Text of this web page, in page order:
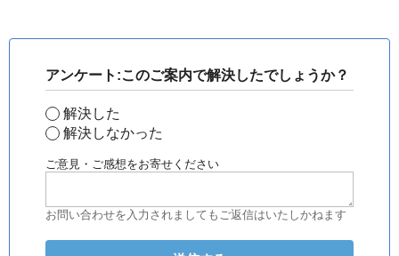
アンケート:このご案内で解決したでしょうか？
解決した
解決しなかった
ご意見・ご感想をお寄せください
お問い合わせを入力されましてもご返信はいたしかねます